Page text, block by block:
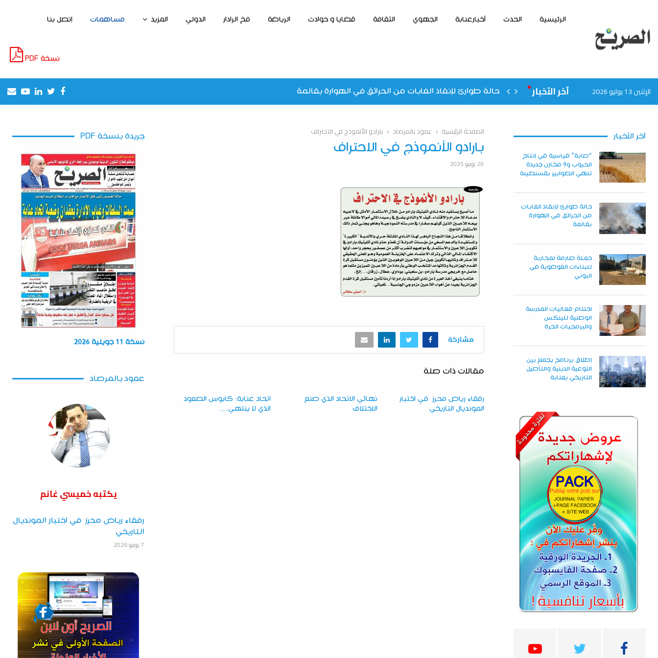
الرئيسية الحدث أخبارعنابة الجهوي الثقافة قضايا و حوادث الرياضة فخ الرادار الدولي المزيد مساهمات إتصل بنا
نسخة PDF
الإثنين 13 يوليو 2026 آخر الأخبار حالة طوارئ لإنقاذ الغابات من الحرائق في الهوارة بقالمة إطلاق مشروع لخلق مناصب الشغل
Facebook
Twitter
Linkedin
الصفحة الرئيسية عمود بالمرصاد بارادو الأنموذج في الاحتراف
بارادو الأنموذج في الاحتراف
29 يونيو 2025
مشاركة
مقالات ذات صلة
رفقاء رياض محرز في اختبار
المونديال التاريخي
نهائي الاتحاد الذي صنع
الاختلاف
اتحاد عنابة: كابوس الصعود
الذي لا ينتهي…
آخر الأخبار
“صابة” قياسية في إنتاج
الحبوب و9 مخازن جديدة
تنهي الطوابير بقسنطينة
حالة طوارئ لإنقاذ الغابات
من الحرائق في الهوارة
بقالمة
حملة صارمة لمحاربة
للبناءات الفوضوية في
البوني
اختتام فعاليات المدرسة
الوطنية للينكس
والبرمجيات الحرة
إطلاق برنامج يجمع بين
التوعية الدينية والتأصيل
التاريخي بعنابة
جريدة بنسخة PDF
نسخة 11 جويلية 2026
عمود بالمرصاد
يكتبه خميسي غانم
رفقاء رياض محرز في اختبار المونديال
التاريخي
7 يونيو 2026